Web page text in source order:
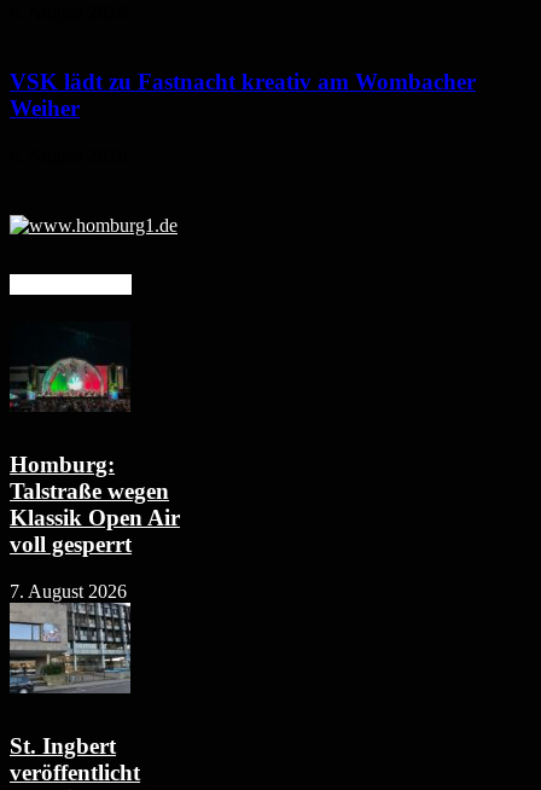
VSK lädt zu Fastnacht kreativ am Wombacher
Weiher
Homburg:
Talstraße wegen
Klassik Open Air
voll gesperrt
7. August 2026
St. Ingbert
veröffentlicht